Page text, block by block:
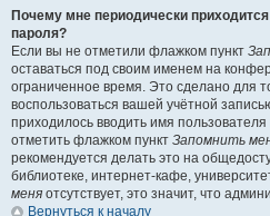
Почему мне периодически
пароля?
Если вы не отметили флажком пункт
оставаться под своим именем на
ограниченное время. Это сделано для
воспользоваться вашей учётной
приходилось вводить имя
отметить флажком пункт Запомнить
рекомендуется делать это на
библиотеке, интернет-кафе,
меня отсутствует, это значит, что
Вернуться к началу